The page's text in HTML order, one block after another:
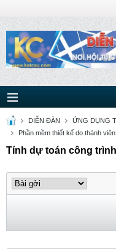
DIỄN ĐÀN
ỨNG DỤNG
Phần mềm thiết kế do thành
Tính dự toán công trình